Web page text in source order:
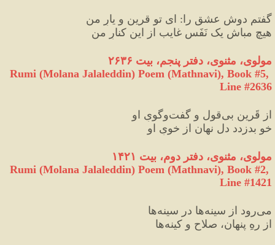
گفتم دوش عشق را: ای تو قرین و یارِ من
هیچ مباش یک نَفَس غایب از این کنارِ من
مولوی، مثنوی، دفتر پنجم، بیت ۲۶۳۶
Rumi (Molana Jalaleddin) Poem (Mathnavi), Book #5,
Line #2636
از قَرین بی‌قول و گفت‌وگویِ او
خو بدزدد دل نهان از خویِ او
مولوی، مثنوی، دفتر دوم، بیت ۱۴۲۱
Rumi (Molana Jalaleddin) Poem (Mathnavi), Book #2,
Line #1421
می‌رود از سینه‌ها در سینه‌ها
از رهِ پنهان، صلاح و کینه‌ها